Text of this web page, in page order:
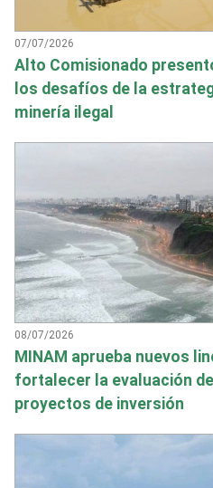
07/07/2026
Alto Comisionado
los desafíos de la
minería ilegal
08/07/2026
MINAM aprueba nuevos
fortalecer la evaluación
proyectos de inversión